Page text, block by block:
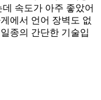
속도가 아주 좋았어
에서 언어 장벽도 없
종의 간단한 기술입